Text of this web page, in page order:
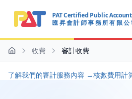
PAT CERTIFIED PUBLIC
PAT Certified Public
匯 昇 會 計 師 事 務 所 有 限 公
主頁 收費 審計收費
了解我們的審計服務內容 →核數費用計